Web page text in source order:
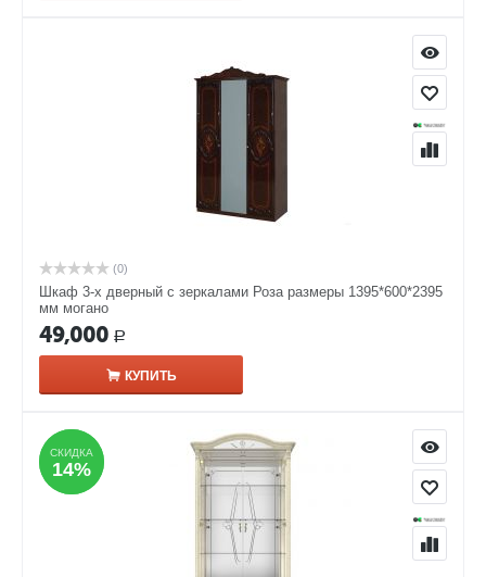
(0)
Шкаф 3-х дверный с зеркалами Роза размеры 1395*600*2395
мм могано
49,000 Р
КУПИТЬ
СКИДКА
14%
СКИДКА
14%